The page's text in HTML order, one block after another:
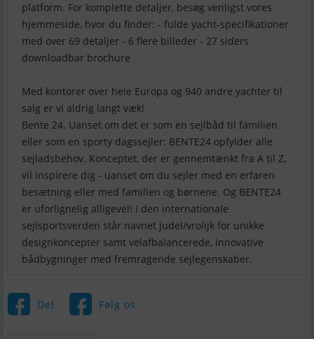
platform. For komplette detaljer, besøg venligst vores
hjemmeside, hvor du finder: - fulde yacht-specifikationer
med over 69 detaljer - 6 flere billeder - 27 siders
downloadbar brochure
Med kontorer over hele Europa og 940 andre yachter til
salg er vi aldrig langt væk!
Bente 24. Uanset om det er som en sejlbåd til familien
eller som en sporty dagssejler: BENTE24 opfylder alle
sejladsbehov. Konceptet, der er gennemtænkt fra A til Z,
vil inspirere dig - uanset om du sejler med en erfaren
besætning eller med familien og børnene. Og BENTE24
er uforlignelig alligevel! I den internationale
sejlsportsverden står navnet judel/vrolijk for unikke
designkoncepter samt velafbalancerede, innovative
bådbygninger med fremragende sejlegenskaber.
Del Følg os